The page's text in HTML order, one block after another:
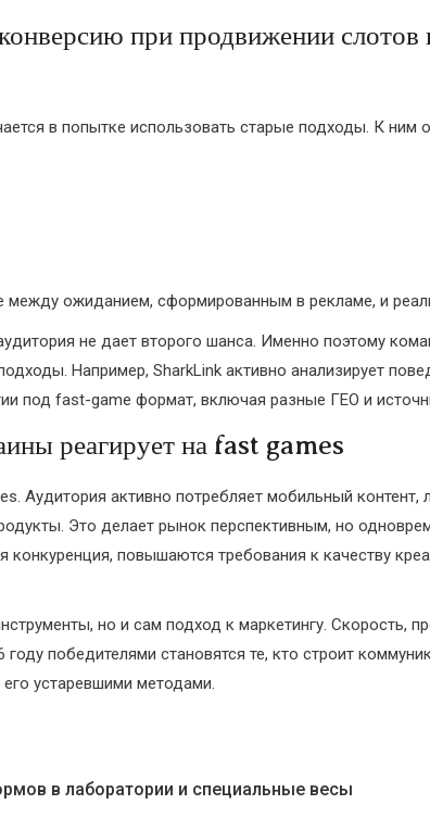
при продвижении
в попытке использовать старые подходы. К ним
между ожиданием, сформированным в рекламе, и
не дает второго шанса. Именно поэтому
Например, SharkLink активно анализирует
под fast-game формат, включая разные ГЕО и
реагирует на fast games
Аудитория активно потребляет мобильный
Это делает рынок перспективным, но
конкуренция, повышаются требования к качеству
но и сам подход к маркетингу. Скорость,
году победителями становятся те, кто строит
устаревшими методами.
в лаборатории и специальные весы